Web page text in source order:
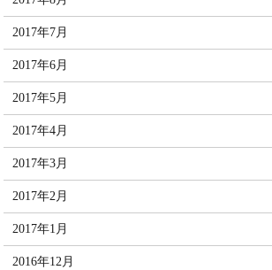
2017年7月
2017年6月
2017年5月
2017年4月
2017年3月
2017年2月
2017年1月
2016年12月